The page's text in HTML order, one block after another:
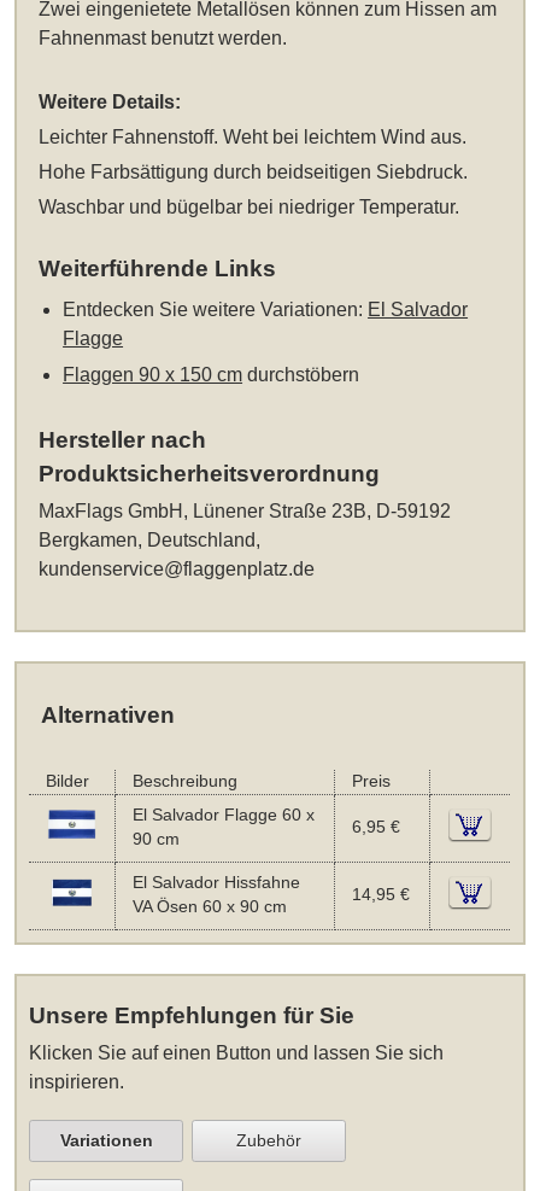
Zwei eingenietete Metallösen können zum Hissen am
Fahnenmast benutzt werden.
Weitere Details:
Leichter Fahnenstoff. Weht bei leichtem Wind aus.
Hohe Farbsättigung durch beidseitigen Siebdruck.
Waschbar und bügelbar bei niedriger Temperatur.
Weiterführende Links
Entdecken Sie weitere Variationen: El Salvador
Flagge
Flaggen 90 x 150 cm durchstöbern
Hersteller nach
Produktsicherheitsverordnung
MaxFlags GmbH, Lünener Straße 23B, D-59192
Bergkamen, Deutschland,
kundenservice@flaggenplatz.de
Alternativen
Bilder Beschreibung
Preis
El Salvador Flagge 60 x
90 cm
6,95 €
El Salvador Hissfahne
VA Ösen 60 x 90 cm
14,95 €
Unsere Empfehlungen für Sie
Klicken Sie auf einen Button und lassen Sie sich
inspirieren.
Variationen Zubehör